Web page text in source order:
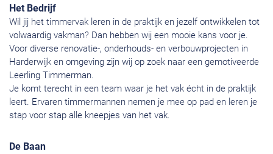
Het Bedrijf
Wil jij het timmervak leren in de praktijk en jezelf ontwikkelen tot
volwaardig vakman? Dan hebben wij een mooie kans voor je.
Voor diverse renovatie-, onderhouds- en verbouwprojecten in
Harderwijk en omgeving zijn wij op zoek naar een gemotiveerde
Leerling Timmerman.
Je komt terecht in een team waar je het vak écht in de praktijk
leert. Ervaren timmermannen nemen je mee op pad en leren je
stap voor stap alle kneepjes van het vak.
De Baan